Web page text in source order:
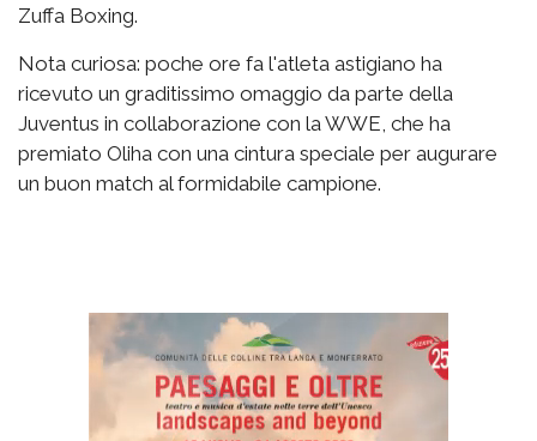
Zuffa Boxing.
Nota curiosa: poche ore fa l'atleta astigiano ha
ricevuto un graditissimo omaggio da parte della
Juventus in collaborazione con la WWE, che ha
premiato Oliha con una cintura speciale per augurare
un buon match al formidabile campione.